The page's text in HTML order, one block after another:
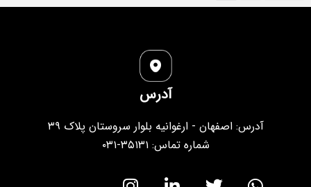
آدرس
آدرس: اصفهان - ارغوانیه بلوار سروستان پلاک ۳۹
شماره تماس: ۳۵۱۳۱-۰۳۱